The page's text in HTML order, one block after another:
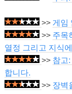
>> 게임
>> 주목
열정 그리고 지식
>> 참고
합니다.
>> 장벽